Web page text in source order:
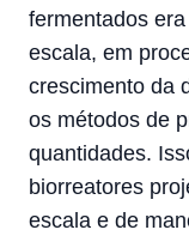
fermentados
escala, em
crescimento da
os métodos de
quantidades.
biorreatores
escala e de